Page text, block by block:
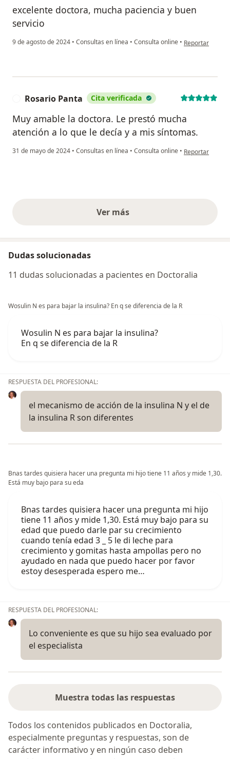
excelente doctora, mucha paciencia y buen
servicio
9 de agosto de 2024 • Consultas en línea • Consulta online • en opinión del
Reportar
Rosario Panta Cita verificada
Muy amable la doctora. Le prestó mucha
atención a lo que le decía y a mis síntomas.
31 de mayo de 2024 • Consultas en línea • Consulta online • en opinión del
Reportar
Ver másopiniones anteriores
Dudas solucionadas
11 dudas solucionadas a pacientes en Doctoralia
Wosulin N es para bajar la insulina? En q se diferencia de la R
Wosulin N es para bajar la insulina?
En q se diferencia de la R
RESPUESTA DEL PROFESIONAL:
el mecanismo de acción de la insulina N y el de
la insulina R son diferentes
Bnas tardes quisiera hacer una pregunta mi hijo tiene 11 años y mide 1,30.
Está muy bajo para su eda
Bnas tardes quisiera hacer una pregunta mi hijo
tiene 11 años y mide 1,30. Está muy bajo para su
edad que puedo darle par su crecimiento
cuando tenía edad 3 _ 5 le di leche para
crecimiento y gomitas hasta ampollas pero no
ayudado en nada que puedo hacer por favor
estoy desesperada espero me…
RESPUESTA DEL PROFESIONAL:
Lo conveniente es que su hijo sea evaluado por
el especialista
Muestra todas las respuestas
Todos los contenidos publicados en Doctoralia,
especialmente preguntas y respuestas, son de
carácter informativo y en ningún caso deben